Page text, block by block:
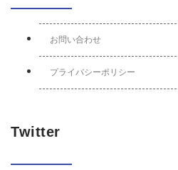
お問い合わせ
プライバシーポリシー
Twitter